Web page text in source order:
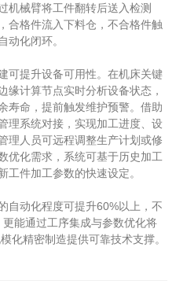
机械臂将工件翻转后送入检测
合格件流入下料仓，不合格件触
动化闭环。
提升设备可用性。在机床关键
缘计算节点实时分析设备状态，
寿命，提前触发维护预警。借助
理系统对接，实现加工进度、设
理人员可远程调整生产计划或修
优化需求，系统可基于历史加工
工件加工参数的快速设定。
动化程度可提升60%以上，不
能通过工序集成与参数优化将
化精密制造提供可靠技术支撑。